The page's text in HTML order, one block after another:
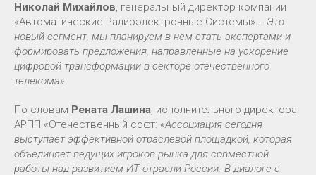
Николай Михайлов, генеральный директор компании
«Автоматические Радиоэлектронные Системы». - Это
новый сегмент, мы планируем в нем стать экспертами и
формировать предложения, направленные на ускорение
цифровой трансформации в секторе отечественного
телекома».
По словам Рената Лашина , исполнительного директора
АРПП «Отечественный софт: «Ассоциация сегодня
выступает эффективной отраслевой площадкой, которая
объединяет ведущих игроков рынка для совместной
работы над развитием ИТ-отрасли России. В диалоге с